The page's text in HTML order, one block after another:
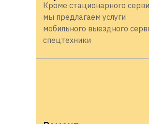
Кроме стационарного
мы предлагаем услуги
мобильного выездного
спецтехники